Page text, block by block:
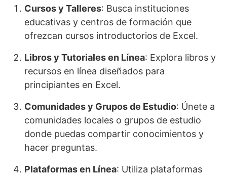
Cursos y Talleres: Busca instituciones
educativas y centros de formación que
ofrezcan cursos introductorios de Excel.
Libros y Tutoriales en Línea: Explora libros y
recursos en línea diseñados para
principiantes en Excel.
Comunidades y Grupos de Estudio: Únete a
comunidades locales o grupos de estudio
donde puedas compartir conocimientos y
hacer preguntas.
Plataformas en Línea: Utiliza plataformas